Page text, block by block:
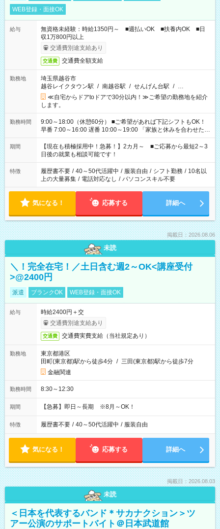
WEB登録・面接OK
給与
無資格未経験：時給1350円～ ■週払いOK ■扶養内OK ■日
収1万800円以上
交通費別途支給あり
交通費 交通費全額支給
勤務地
埼玉県越谷市
越谷レイクタウン駅 / 南越谷駅 / せんげん台駅 / …
≪自宅からドアtoドアで30分以内！≫ご希望の勤務地を紹介
します。
勤務時間
9:00～18:00（休憩60分） ■ご希望があれば下記シフトもOK！
早番 7:00～16:00 遅番 10:00～19:00 「家族と休みを合わせた
い」 「余裕を持って夕飯の準備がしたい」 「できれば残業はし
たくない」 など、ご希望を教えてくださいね。 ※Wワーク希望
の方へ 今ご覧のお仕事で希望する勤務時間と、もう1つのお仕事
の勤務時間。 合計で週40時間を超える場合は応募できません。
期間
【現在も積極採用中！急募！】2カ月～ ■ご応募から最短2～3
日後の就業も相談可能です！
特徴 履歴書不要 / 40～50代活躍中 / 服装自由 / シフト勤務 / 10名以
上の大量募集 / 電話対応なし / パソコンスキル不要
気になる！ 応募する 詳細へ
掲載日：2026.08.06
未読
＼！完全在宅！／土日含む週2～OK<講座受付
>@2400円
派遣 ブランクOK WEB登録・面接OK
給与
時給2400円＋交
交通費別途支給あり
交通費 交通費実費支給（当社規定あり）
勤務地
東京都港区
田町(東京都)駅から徒歩4分 / 三田(東京都)駅から徒歩7分
金融関連
勤務時間 8:30～12:30
期間 【急募】即日～長期 ※8月～OK！
特徴 履歴書不要 / 40～50代活躍中 / 服装自由
気になる！ 応募する 詳細へ
掲載日：2026.08.03
未読
＜日本を代表するバンド＊サカナクション＞ツ
アー公演のサポートバイト＠日本武道館